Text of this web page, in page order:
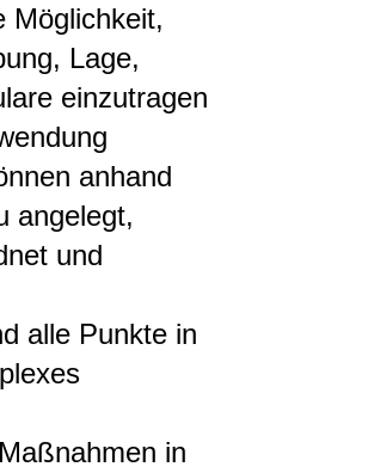
Möglichkeit,
Lage,
einzutragen
anhand
angelegt,
und
alle Punkte in
in